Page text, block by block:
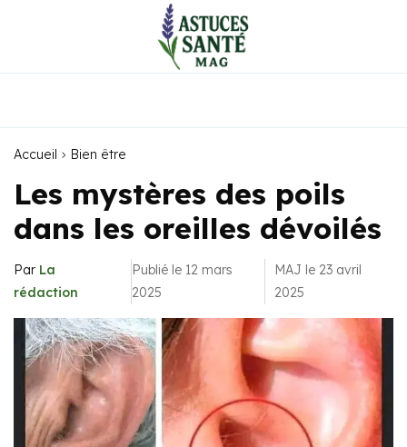
Accueil Bien être
Les mystères des poils
dans les oreilles dévoilés
Par La
rédaction
Publié le 12 mars
2025
MAJ le 23 avril
2025